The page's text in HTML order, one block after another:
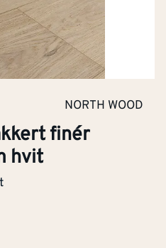
NORTH WOOD
finér
hvit